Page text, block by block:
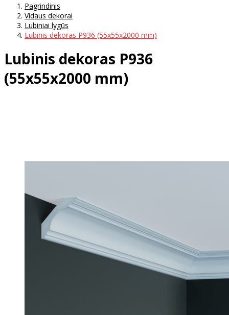
Pagrindinis
Vidaus dekorai
Lubiniai lygūs
Lubinis dekoras P936 (55x55x2000 mm)
Lubinis dekoras P936
(55x55x2000 mm)